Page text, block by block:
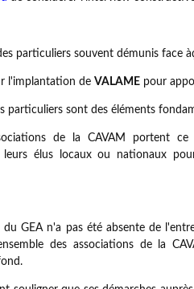
particuliers souvent démunis face
l'implantation de VALAME pour
particuliers sont des éléments
de la CAVAM portent
leurs élus locaux ou nationaux
du GEA n'a pas été absente de
des associations de la